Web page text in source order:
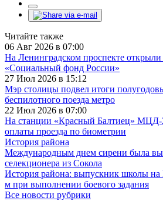
Читайте также
06 Авг 2026 в 07:00
На Ленинградском проспекте
«Социальный фонд России»
27 Июл 2026 в 15:12
Мэр столицы подвел итоги
беспилотного поезда метро
22 Июл 2026 в 07:00
На станции «Красный Балтиец» МЦД-2
оплаты проезда по биометрии
История района
Международным днем сирени была
селекционера из Сокола
История района: выпускник школы на
м при выполнении боевого задания
Все новости рубрики